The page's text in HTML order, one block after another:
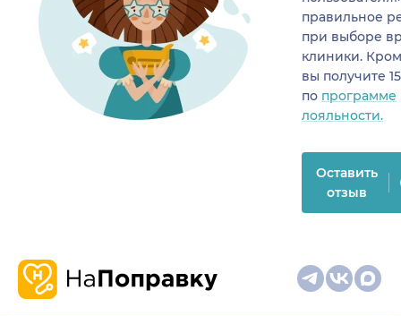
правильное
при выборе
клиники.
вы получите
по программе
лояльности.
Оставить
отзыв